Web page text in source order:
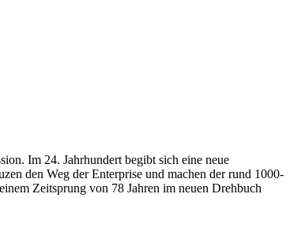
Im 24. Jahrhundert begibt sich eine neue
den Weg der Enterprise und machen der rund 1000-
Zeitsprung von 78 Jahren im neuen Drehbuch